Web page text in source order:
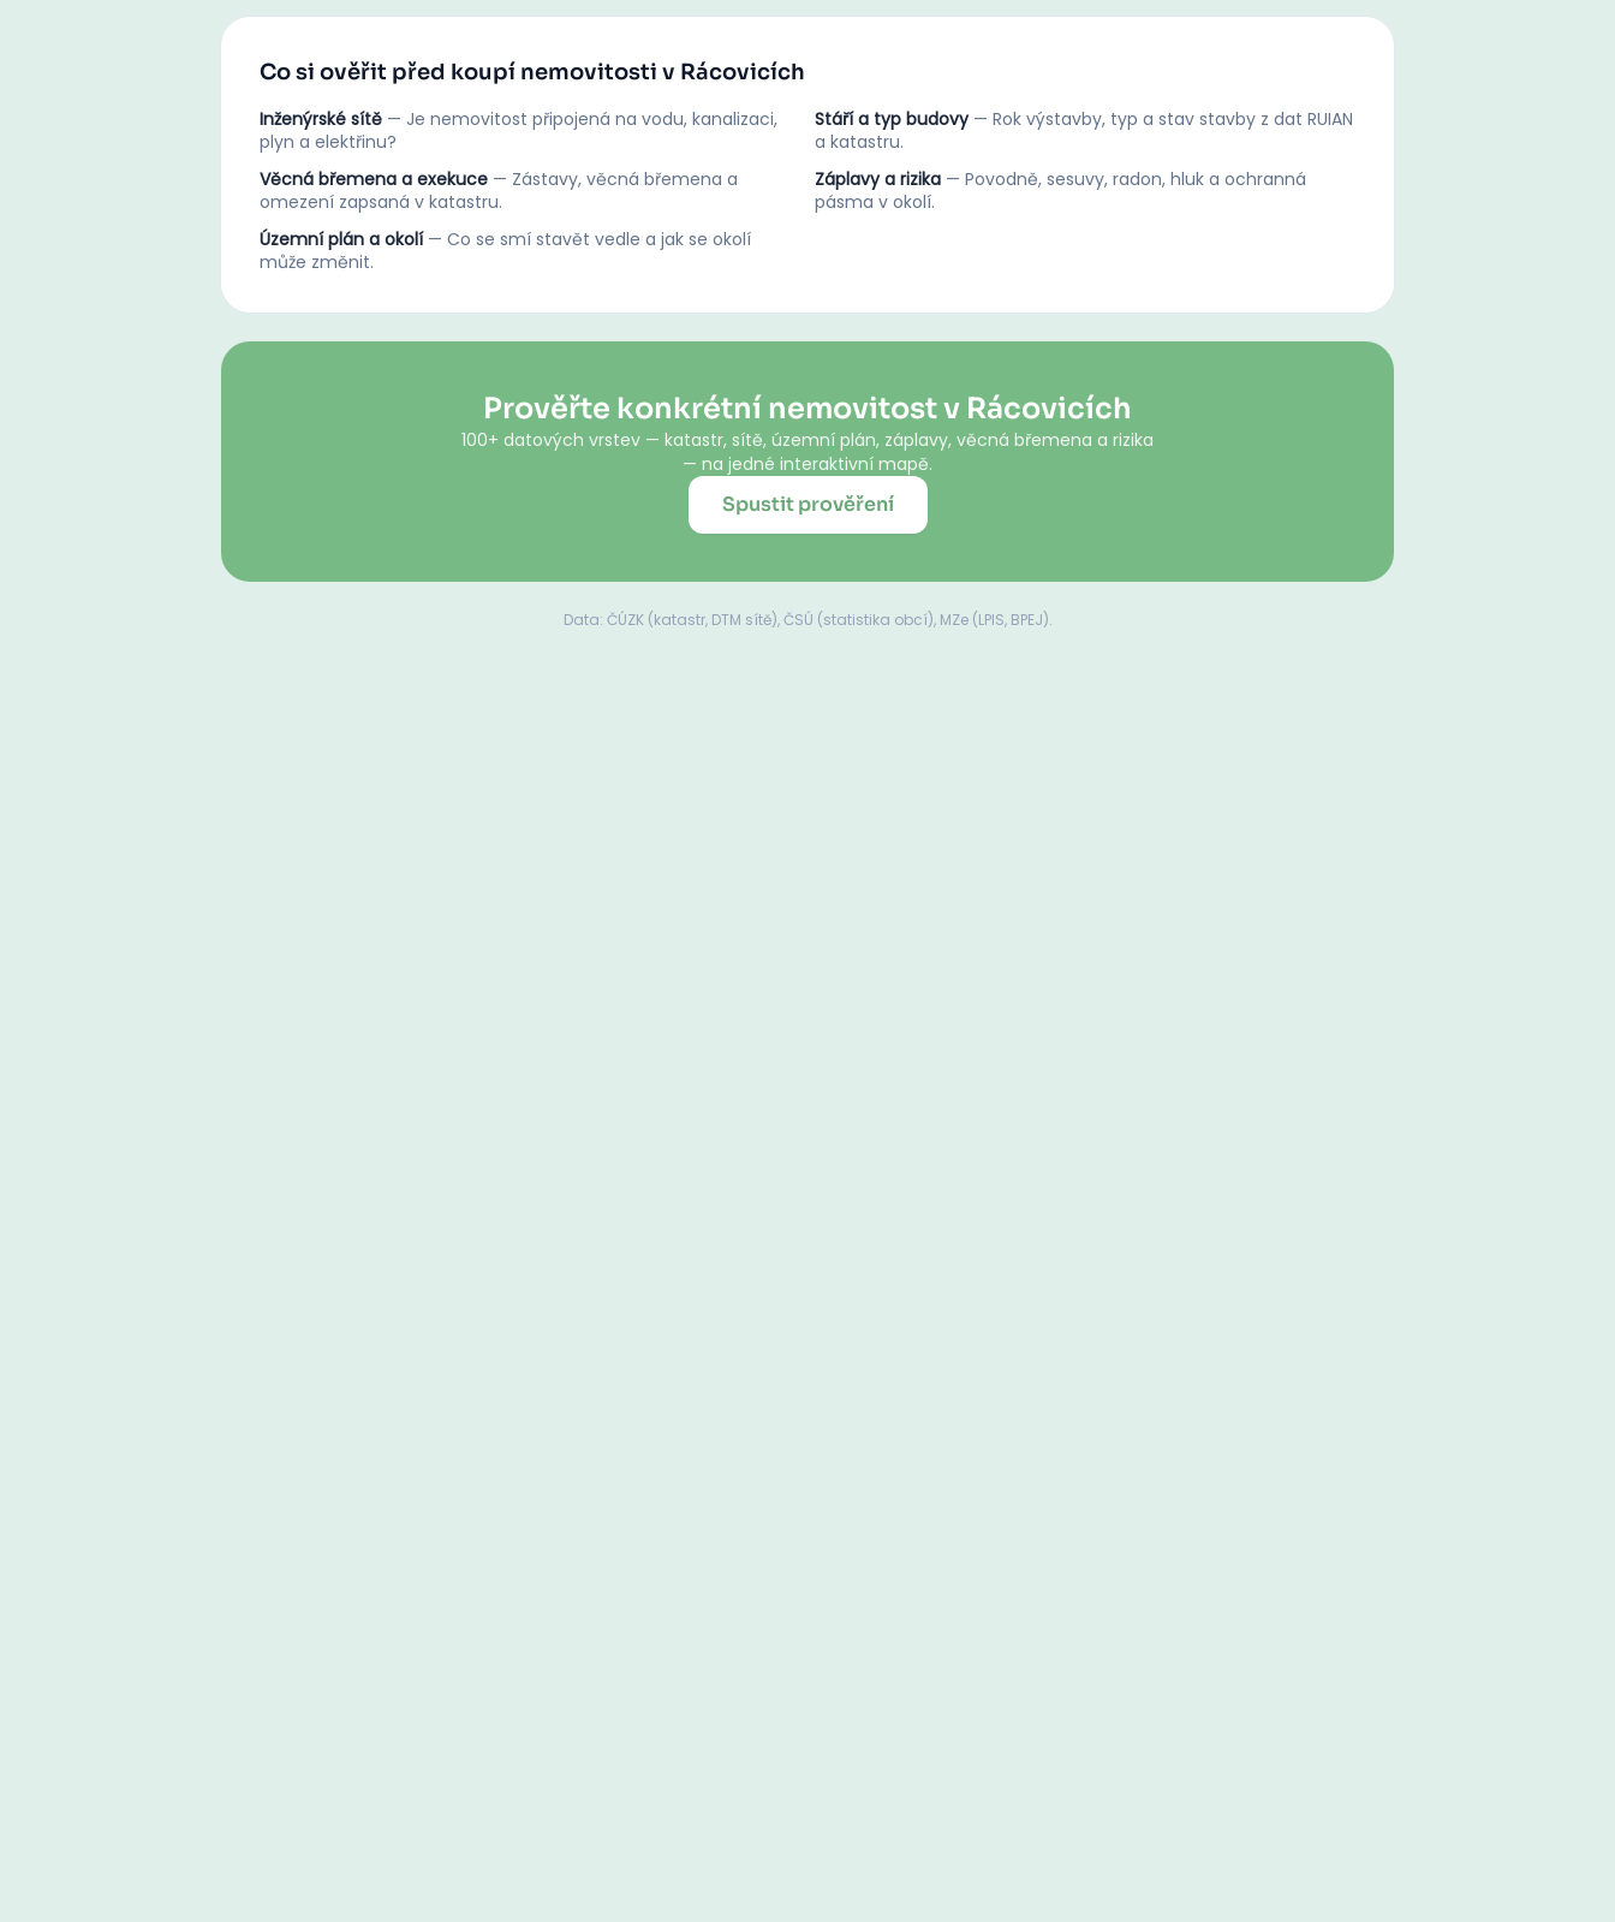
Co si ověřit před koupí nemovitosti v Rácovicích
Inženýrské sítě — Je nemovitost připojená na vodu, kanalizaci,
plyn a elektřinu?
Stáří a typ budovy — Rok výstavby, typ a stav stavby z dat RUIAN
a katastru.
Věcná břemena a exekuce — Zástavy, věcná břemena a
omezení zapsaná v katastru.
Záplavy a rizika — Povodně, sesuvy, radon, hluk a ochranná
pásma v okolí.
Územní plán a okolí — Co se smí stavět vedle a jak se okolí
může změnit.
Prověřte konkrétní nemovitost v Rácovicích
100+ datových vrstev — katastr, sítě, územní plán, záplavy, věcná břemena a rizika
— na jedné interaktivní mapě.
Spustit prověření
Data: ČÚZK (katastr, DTM sítě), ČSÚ (statistika obcí), MZe (LPIS, BPEJ).